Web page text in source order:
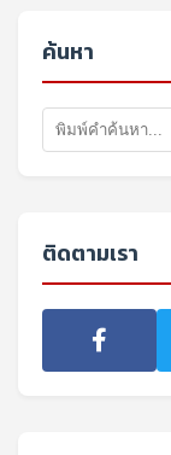
ค้นหา
ติดตามเรา